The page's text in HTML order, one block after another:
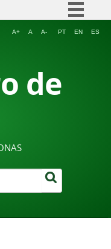
Simplifique!
Acesso à informação
A+ A A- PT EN ES
de